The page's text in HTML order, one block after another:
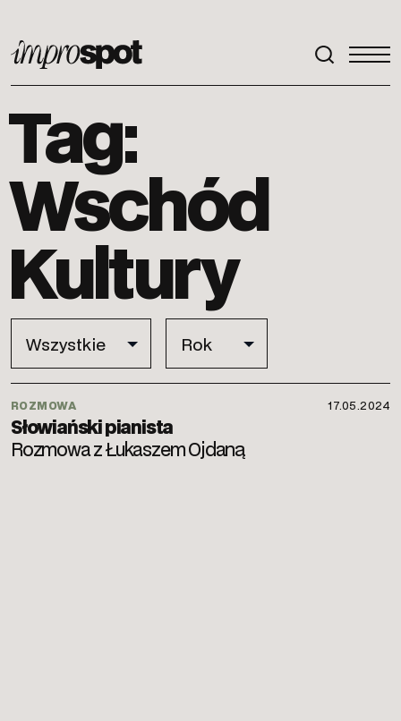
ImproSpot
Tag:
Wschód
Kultury
Słowiański pianista
Rozmowa z Łukaszem Ojdaną
ROZMOWA 17.05.2024